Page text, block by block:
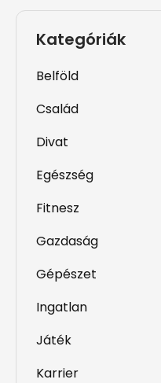
Kategóriák
Belföld
Család
Divat
Egészség
Fitnesz
Gazdaság
Gépészet
Ingatlan
Játék
Karrier